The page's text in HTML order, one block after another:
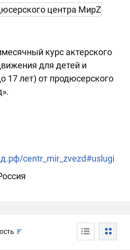
курс актерского
для детей и
17 лет) от продюсерского
centr_mir_zvezd#uslugi